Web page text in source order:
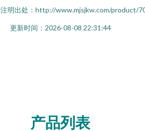
明出处：http://www.mjsjkw.com/product/
更新时间：2026-08-08 22:31:44
产品列表